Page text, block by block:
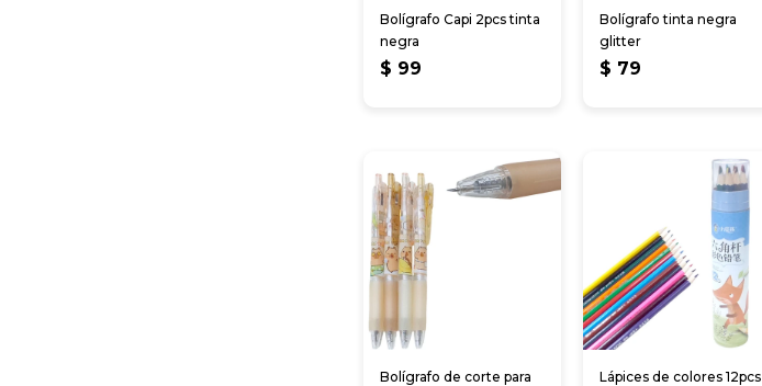
Bolígrafo Capi 2pcs tinta
negra
$ 99
Bolígrafo tinta negra
glitter
$ 79
Bolígrafo de corte para
Lápices de colores 12pcs